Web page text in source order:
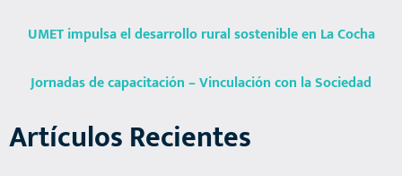
UMET impulsa el desarrollo rural sostenible en La Cocha
Jornadas de capacitación – Vinculación con la Sociedad
Artículos Recientes